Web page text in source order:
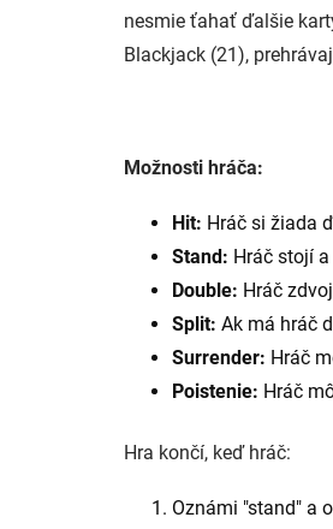
nesmie ťahať ďalšie
Blackjack (21),
Možnosti hráča:
Hit: Hráč si žiada
Stand: Hráč stojí
Double: Hráč
Split: Ak má hráč
Surrender: Hráč
Poistenie: Hráč
Hra končí, keď hráč:
Oznámi "stand" a